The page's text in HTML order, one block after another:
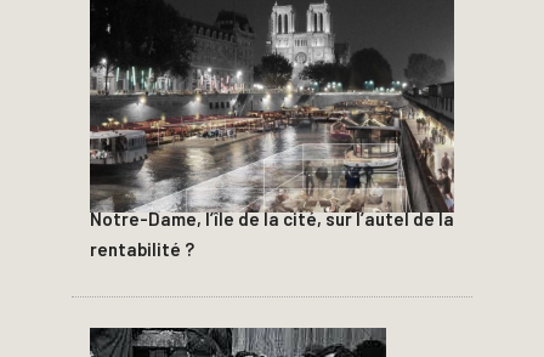
Notre-Dame, l’île de la cité, sur l’autel de la
rentabilité ?